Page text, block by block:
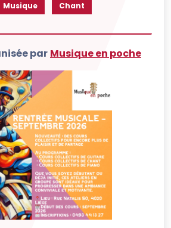
Musique Chant
par Musique en poche